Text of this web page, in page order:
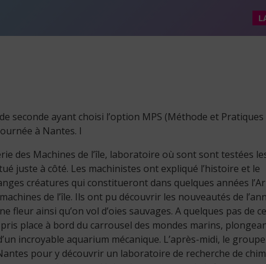
seconde ayant choisi l’option MPS (Méthode et Pratiques
à Nantes. I
des Machines de l’île, laboratoire où sont sont testées
juste à côté. Les machinistes ont expliqué l’histoire et le
créatures qui constitueront dans quelques années
de l’île. Ils ont pu découvrir les nouveautés de
fleur ainsi qu’on vol d’oies sauvages. A quelques pas de ce
place à bord du carrousel des mondes marins,
incroyable aquarium mécanique. L’après-midi, le
pour y découvrir un laboratoire de recherche de